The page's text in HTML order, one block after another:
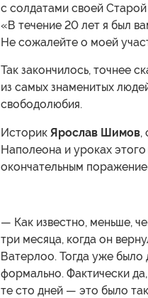
с солдатами своей
«В течение 20 лет я был
Не сожалейте о моей
Так закончилось, точнее
из самых знаменитых
свободолюбия.
Историк Ярослав Шимов,
Наполеона и уроках
окончательным
— Как известно, меньше,
три месяца, когда он
Ватерлоо. Тогда уже было
формально. Фактически
те сто дней — это было